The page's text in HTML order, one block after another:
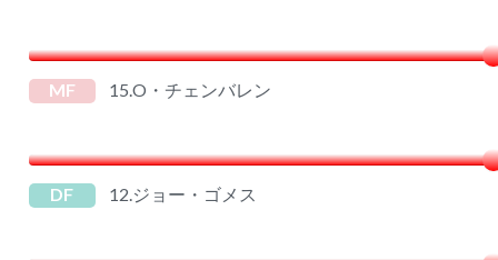
MF 15.O・チェンバレン
DF 12.ジョー・ゴメス